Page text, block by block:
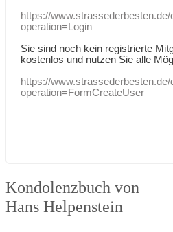
https://
operation=Login
Sie sind noch kein registrierte
kostenlos und nutzen Sie alle
https://
operation=FormCreateUser
Kondolenzbuch von
Hans Helpenstein